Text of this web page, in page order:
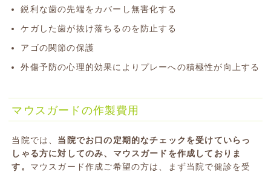
鋭利な歯の先端をカバーし無害化する
ケガした歯が抜け落ちるのを防止する
アゴの関節の保護
外傷予防の心理的効果によりプレーへの積極性が向上する
マウスガードの作製費用
当院では、 当院でお口の定期的なチェックを受けていらっ
しゃる方に対してのみ、マウスガードを作成しておりま
す。 マウスガード作成ご希望の方は、まず当院で健診を受